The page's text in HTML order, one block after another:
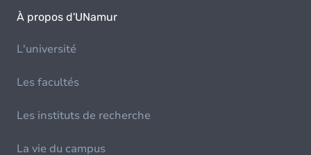
À propos d'UNamur
L'université
Les facultés
Les instituts de recherche
La vie du campus